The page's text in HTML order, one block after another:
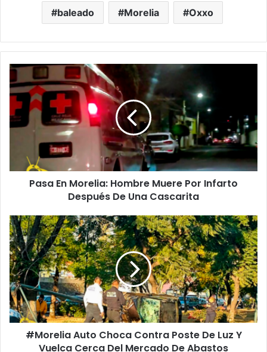
baleado Morelia Oxxo
Pasa
En
Morelia:
Hombre
Muere
Por
Después
De
Pasa En Morelia: Hombre Muere Por Infarto
Después De Una Cascarita
#Morelia
Auto
Choca
Contra
Poste
De
Luz
Y
Vuelca
Cerca#Morelia Auto Choca Contra Poste De Luz Y
Vuelca Cerca Del Mercado De Abastos